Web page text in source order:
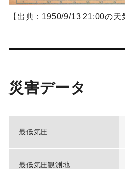
【出典：1950/9/13 21:00の天
災害データ
最低気圧
最低気圧観測地